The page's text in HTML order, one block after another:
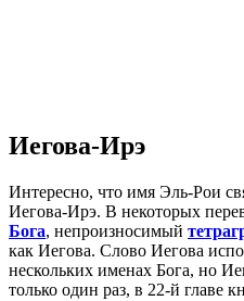
Иегова-Ирэ
Интересно, что имя Эль-Рои
Иегова-Ирэ. В некоторых
Бога, непроизносимый
как Иегова. Слово Иегова
нескольких именах Бога, но
только один раз, в 22-й главе